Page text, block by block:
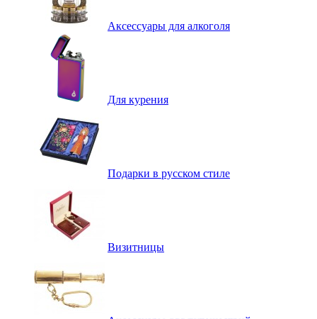
Аксессуары для алкоголя
Для курения
Подарки в русском стиле
Визитницы